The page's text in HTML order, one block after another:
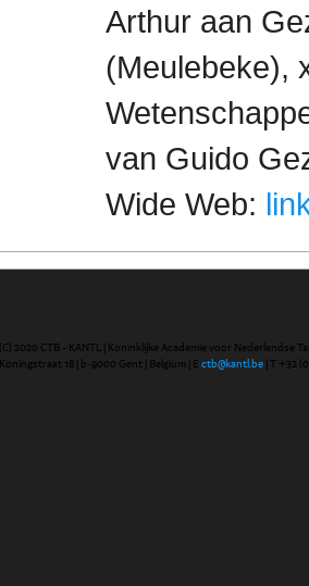
Arthur aan
(Meulebeke),
van Guido
Wide Web:
(C) 2020 CTB - KANTL | Koninklijke Academie voor Nederlandse
Koningstraat 18 | b-9000 Gent | Belgium | E ctb@kantl.be | T +32